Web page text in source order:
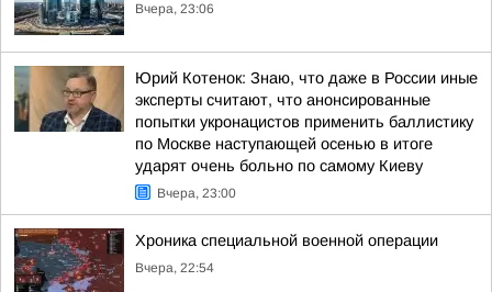
Вчера, 23:06
Юрий Котенок: Знаю, что даже в России иные
эксперты считают, что анонсированные
попытки укронацистов применить баллистику
по Москве наступающей осенью в итоге
ударят очень больно по самому Киеву
Вчера, 23:00
Хроника специальной военной операции
Вчера, 22:54